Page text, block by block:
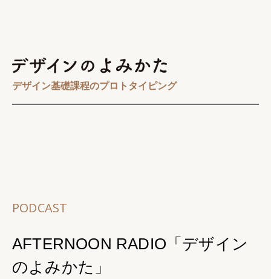
デザイン基礎課程のプロトタイピング
PODCAST
AFTERNOON RADIO「デザイン
のよみかた」